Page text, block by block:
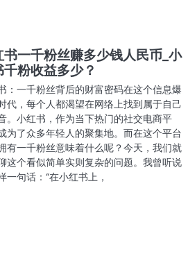
书一千粉丝赚多少钱人民币_小
千粉收益多少？
：一千粉丝背后的财富密码在这个信息爆
代，每个人都渴望在网络上找到属于自己
。小红书，作为当下热门的社交电商平
为了众多年轻人的聚集地。而在这个平台
有一千粉丝意味着什么呢？今天，我们就
这个看似简单实则复杂的问题。我曾听说
一句话：“在小红书上，